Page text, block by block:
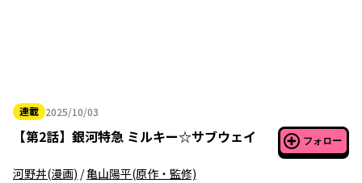
連載 2025/10/03
2025年10月03日
【第2話】 銀河特急 ミルキー☆サブウェイ フォロー
河野丼(漫画) /亀山陽平(原作・監修)